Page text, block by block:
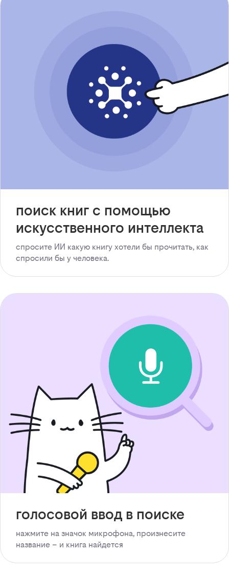
поиск книг с помощью
искусственного интеллекта
спросите ИИ какую книгу хотели бы прочитать, как
спросили бы у человека.
голосовой ввод в поиске
нажмите на значок микрофона, произнесите
название – и книга найдется